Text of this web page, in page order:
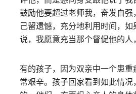
鼓励他要超过老师我，奋发自强
己留遗憾，充分地利用时间，
说，我愿意充当那个督促他的人
有的孩子，因为双亲中一个患
常艰辛。孩子回家看到如此情况